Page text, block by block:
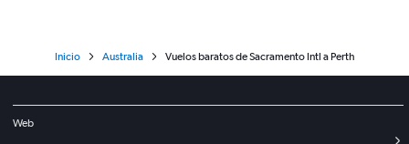
Inicio Australia Vuelos baratos de Sacramento Intl a Perth
Web